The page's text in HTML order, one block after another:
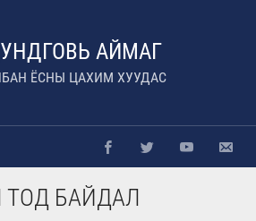
АЙМАГ
ЁСНЫ ЦАХИМ ХУУДАС
ТОД БАЙДАЛ